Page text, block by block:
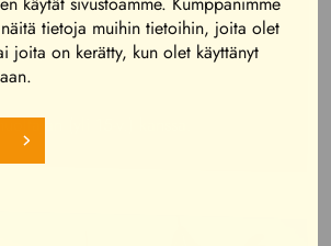
tietoja muihin tietoihin, joita olet
joita on kerätty, kun olet käyttänyt
(yli 15-v.) kanssa.